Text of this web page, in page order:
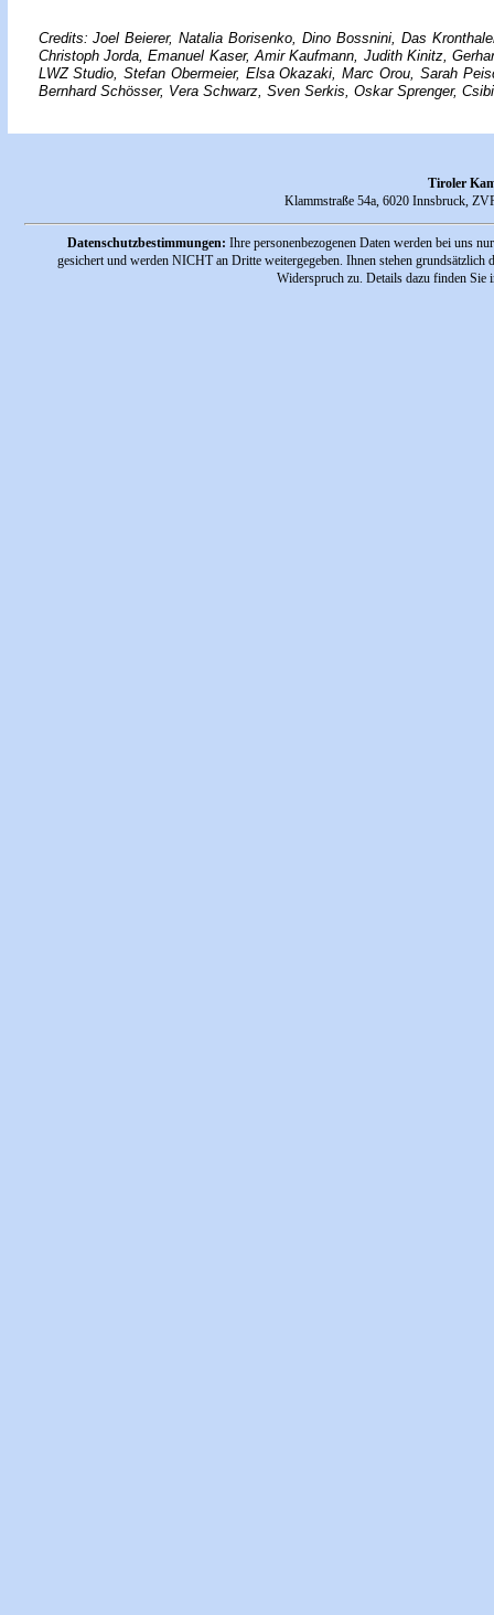
Credits: Joel Beierer, Natalia Borisenko, Dino Bossnini, Das
Christoph Jorda, Emanuel Kaser, Amir Kaufmann, Judith Kinitz,
LWZ Studio, Stefan Obermeier, Elsa Okazaki, Marc Orou, Sarah
Bernhard Schösser, Vera Schwarz, Sven Serkis, Oskar Sprenger,
Tiroler
Klammstraße 54a, 6020 Innsbruck,
Datenschutzbestimmungen: Ihre personenbezogenen Daten werden bei uns
gesichert und werden NICHT an Dritte weitergegeben. Ihnen stehen
Widerspruch zu. Details dazu finden Sie